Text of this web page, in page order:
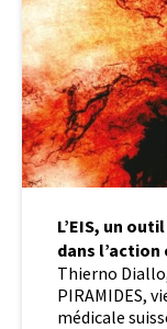
L’EIS, un
dans
Thierno
PIRAMIDES,
médicale
la
santé
et
l’équité
dans
l’action
climatique